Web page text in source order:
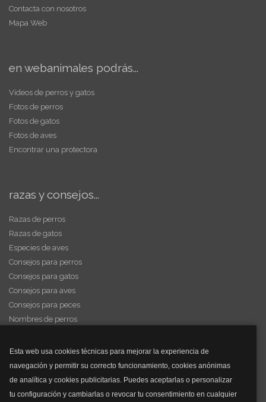
Esta web usa cookies técnicas para mejorar la experiencia de
navegación y permitir su correcto funcionamiento, cookies anónimas
de analítica y cookies publicitarias. Puedes aceptarlas o personalizar
tu configuración y cambiarlas o revocar tu consentimiento en cualquier
Contacta con nosotros
Mapa Web
en webanimales podrás...
Vídeos de perros y gatos
Fotos de perros
Fotos de gatos
Fotos de aves
Encontrar una protectora
razas y consejos...
Razas de perros
Razas de gatos
Especies de aves
Consejos para perros
Consejos para gatos
Consejos para aves
Consejos para peces
Nombres de perros
y mucho más...